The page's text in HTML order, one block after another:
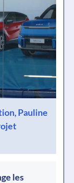
Pauline
les